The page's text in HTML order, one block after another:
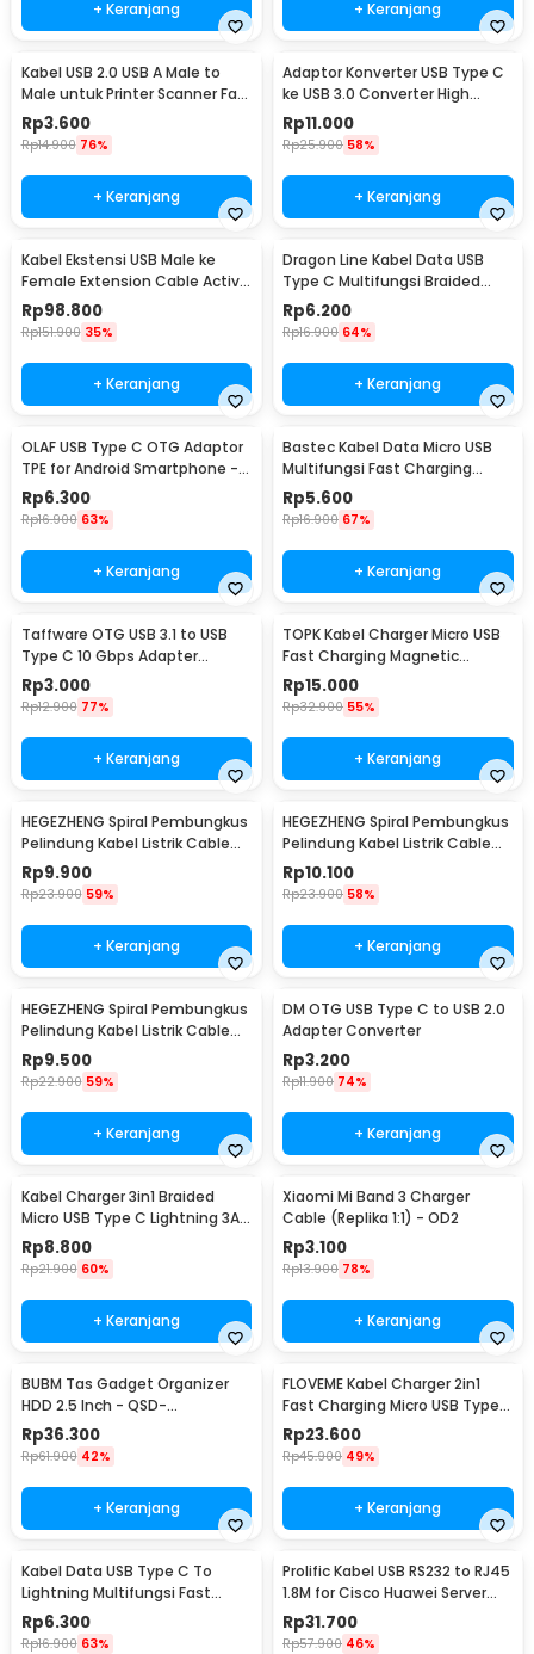
+ Keranjang + Keranjang
Kabel USB 2.0 USB A Male to
Male untuk Printer Scanner Fax
TPE 1M
Rp3.600
Rp14.900 76%
+ Keranjang
Adaptor Konverter USB Type C
ke USB 3.0 Converter High
Speed 5Gbps - AG975
Rp11.000
Rp25.900 58%
+ Keranjang
Kabel Ekstensi USB Male ke
Female Extension Cable Active
Repeater 18.4M - C380
Rp98.800
Rp151.900 35%
+ Keranjang
Dragon Line Kabel Data USB
Type C Multifungsi Braided
480Mbps 30cm - AV140
Rp6.200
Rp16.900 64%
+ Keranjang
OLAF USB Type C OTG Adaptor
TPE for Android Smartphone -
PJ1658-01
Rp6.300
Rp16.900 63%
+ Keranjang
Bastec Kabel Data Micro USB
Multifungsi Fast Charging
Braided 100cm - BN100
Rp5.600
Rp16.900 67%
+ Keranjang
Taffware OTG USB 3.1 to USB
Type C 10 Gbps Adapter
Converter - A2
Rp3.000
Rp12.900 77%
+ Keranjang
TOPK Kabel Charger Micro USB
Fast Charging Magnetic
Braided 5V 2.4A 1M - CS1711
Rp15.000
Rp32.900 55%
+ Keranjang
HEGEZHENG Spiral Pembungkus
Pelindung Kabel Listrik Cable
Organizer 6mmx14M - HPS-60
Rp9.900
Rp23.900 59%
+ Keranjang
HEGEZHENG Spiral Pembungkus
Pelindung Kabel Listrik Cable
Organizer 10mmx8M - HPS-60
Rp10.100
Rp23.900 58%
+ Keranjang
HEGEZHENG Spiral Pembungkus
Pelindung Kabel Listrik Cable
Organizer 14mmx4.5M - HPS-
60
Rp9.500
Rp22.900 59%
+ Keranjang
DM OTG USB Type C to USB 2.0
Adapter Converter
Rp3.200
Rp11.900 74%
+ Keranjang
Kabel Charger 3in1 Braided
Micro USB Type C Lightning 3A
1.2M - US186
Rp8.800
Rp21.900 60%
+ Keranjang
Xiaomi Mi Band 3 Charger
Cable (Replika 1:1) - OD2
Rp3.100
Rp13.900 78%
+ Keranjang
BUBM Tas Gadget Organizer
HDD 2.5 Inch - QSD-
MYB(ORIGINAL)
Rp36.300
Rp61.900 42%
+ Keranjang
FLOVEME Kabel Charger 2in1
Fast Charging Micro USB Type
C 14W 1.2M - B00626
Rp23.600
Rp45.900 49%
+ Keranjang
Kabel Data USB Type C To
Lightning Multifungsi Fast
Charging 5V 2A 1M - 1636
Rp6.300
Rp16.900 63%
Prolific Kabel USB RS232 to RJ45
1.8M for Cisco Huawei Server
Router - PL2303RA
Rp31.700
Rp57.900 46%